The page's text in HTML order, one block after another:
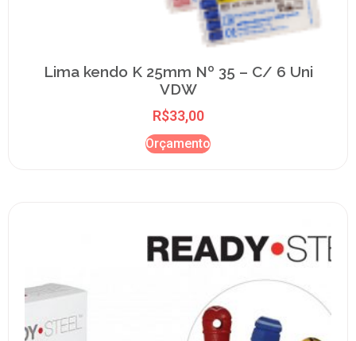
Lima kendo K 25mm Nº 35 – C/ 6 Uni
VDW
R$33,00
Orçamento